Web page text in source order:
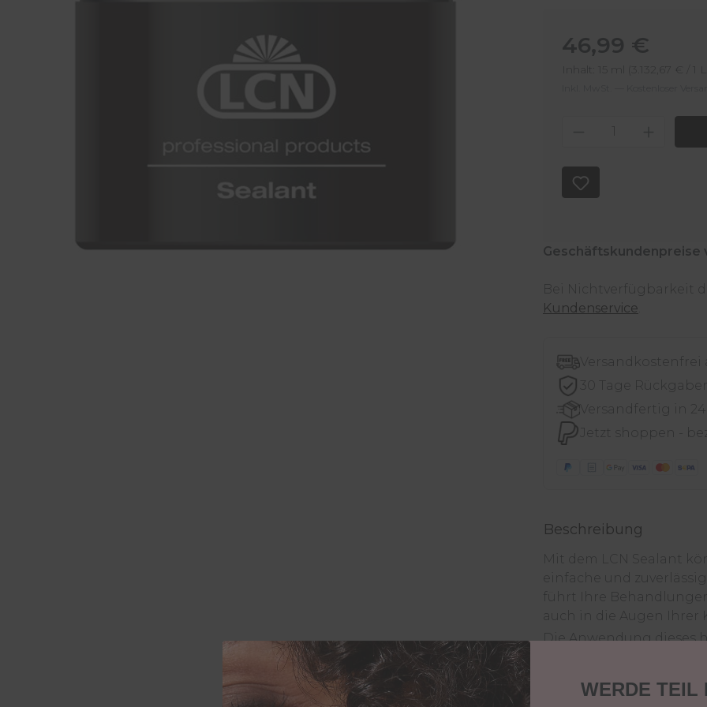
Regulärer Preis:
46,99 €
Inhalt: (3.132,67 € / 1
Produkt
Geschäftskundenpreise
Bei Nichtverfügbarkeit
Kundenservice
Versandkostenfrei
30 Tage
Versandfertig in
Jetzt shoppen -
Beschreibung
Mit dem LCN Sealant
einfache und
führt Ihre
auch in die Augen Ihrer
Die Anwendung dieses
gute Dosierbarkeit und
Für optimale
WERDE TEIL